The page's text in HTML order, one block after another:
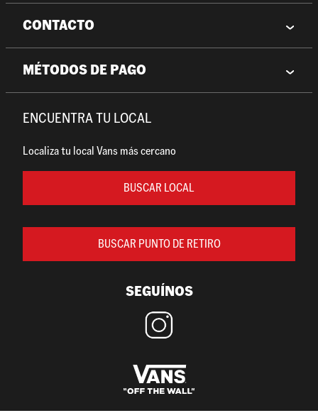
CONTACTO
MÉTODOS DE PAGO
ENCUENTRA TU LOCAL
Localiza tu local Vans más cercano
BUSCAR LOCAL
BUSCAR PUNTO DE RETIRO
SEGUÍNOS